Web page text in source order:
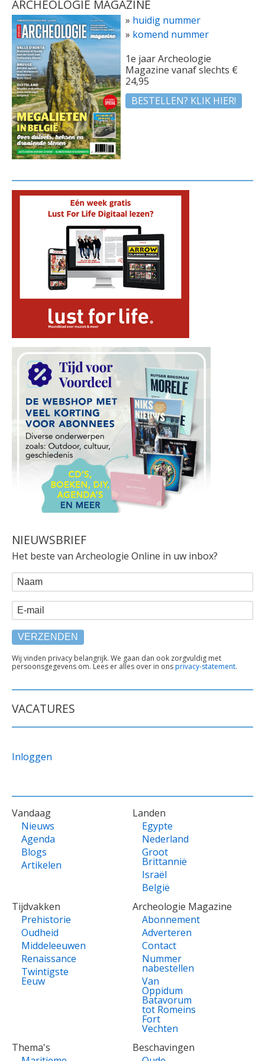
ARCHEOLOGIE MAGAZINE
» huidig nummer
» komend nummer
1e jaar Archeologie
Magazine vanaf slechts €
24,95
BESTELLEN? KLIK HIER!
NIEUWSBRIEF
Het beste van Archeologie Online in uw inbox?
WEBFORM
Naam
E-mail
TEKST
ONDER
Wij vinden privacy belangrijk. We gaan dan ook zorgvuldig met
persoonsgegevens om. Lees er alles over in onsprivacy-statement.
VACATURES
Inloggen
VOET
Vandaag
Nieuws
Agenda
Blogs
Artikelen
Landen
Egypte
Nederland
Groot
Brittannië
Israël
België
Tijdvakken
Prehistorie
Oudheid
Middeleeuwen
Renaissance
Twintigste
Eeuw
Archeologie Magazine
Abonnement
Adverteren
Contact
Nummer
nabestellen
Van
Oppidum
Batavorum
tot Romeins
Fort
Vechten
Thema's
Beschavingen